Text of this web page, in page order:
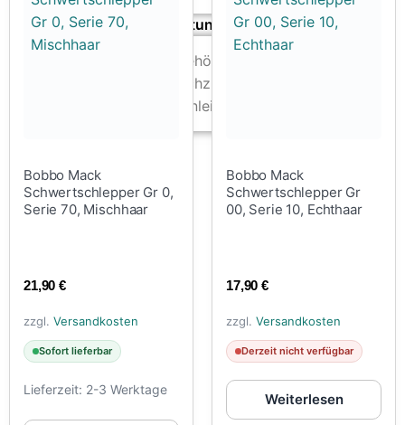
Zubehör & Ausstattung
Arbeitsplatz & Zubehör
Leerbehälter & Mischzubehör
Spezialliteratur & Anleitungen
X
Bobbo Mack
Schwertschlepper Gr 0,
Serie 70, Mischhaar
21,90€
zzgl. Versandkosten
Sofort lieferbar
Lieferzeit: 2-3 Werktage
Bobbo Mack
Schwertschlepper Gr
00, Serie 10, Echthaar
17,90€
zzgl. Versandkosten
Derzeit nicht verfügbar
Weiterlesen